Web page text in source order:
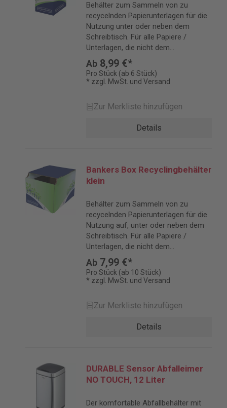
Behälter zum Sammeln von zu
recycelnden Papierunterlagen für die
Nutzung unter oder neben dem
Schreibtisch. Für alle Papiere /
Unterlagen, die nicht dem
Datenschutz unterliegen und nicht
geschreddert werden müssen.
Ab 8,99 €*
Pro Stück (ab 6 Stück)
* zzgl. MwSt. und Versand
Zur Merkliste hinzufügen
Details
Bankers Box Recyclingbehälter
klein
Behälter zum Sammeln von zu
recycelnden Papierunterlagen für die
Nutzung auf, unter oder neben dem
Schreibtisch. Für alle Papiere /
Unterlagen, die nicht dem
Datenschutz unterliegen und nicht
geschreddert werden müssen.
Ab 7,99 €*
Pro Stück (ab 10 Stück)
* zzgl. MwSt. und Versand
Zur Merkliste hinzufügen
Details
DURABLE Sensor Abfalleimer
NO TOUCH, 12 Liter
Der komfortable Abfallbehälter mit